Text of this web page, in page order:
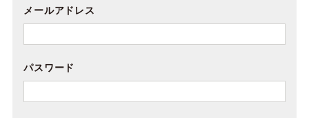
メールアドレス
パスワード